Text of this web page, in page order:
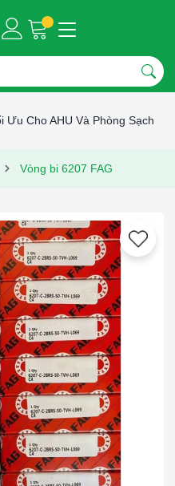
Ưu Cho AHU Và Phòng Sạch
Vòng bi 6207 FAG